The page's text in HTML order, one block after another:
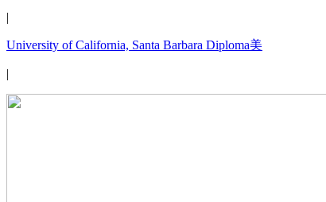
|
University of California, Santa Barbara Diploma美
|